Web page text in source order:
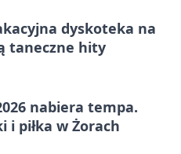
dyskoteka na
taneczne hity
nabiera tempa.
i piłka w Żorach